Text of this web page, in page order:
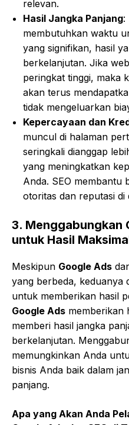
relevan.
Hasil Jangka Panjang:
membutuhkan waktu
yang signifikan, hasil
berkelanjutan. Jika
peringkat tinggi, maka
akan terus
tidak mengeluarkan
Kepercayaan dan
muncul di halaman
seringkali dianggap
yang meningkatkan
Anda. SEO membantu
otoritas dan reputasi di
3. Menggabungkan
untuk Hasil
Meskipun Google Ads
yang berbeda, keduanya
untuk memberikan hasil
Google Ads memberikan
memberi hasil jangka
berkelanjutan.
memungkinkan Anda
bisnis Anda baik dalam
panjang.
Apa yang Akan Anda